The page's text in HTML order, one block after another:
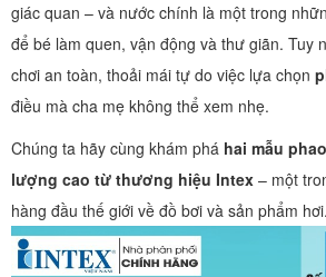
giác quan – và nước chính là một trong
để bé làm quen, vận động và thư giãn. Tuy
chơi an toàn, thoải mái tự do việc lựa chọn
điều mà cha mẹ không thể xem nhẹ.
Chúng ta hãy cùng khám phá hai mẫu
lượng cao từ thương hiệu Intex – một
hàng đầu thế giới về đồ bơi và sản phẩm hơi.